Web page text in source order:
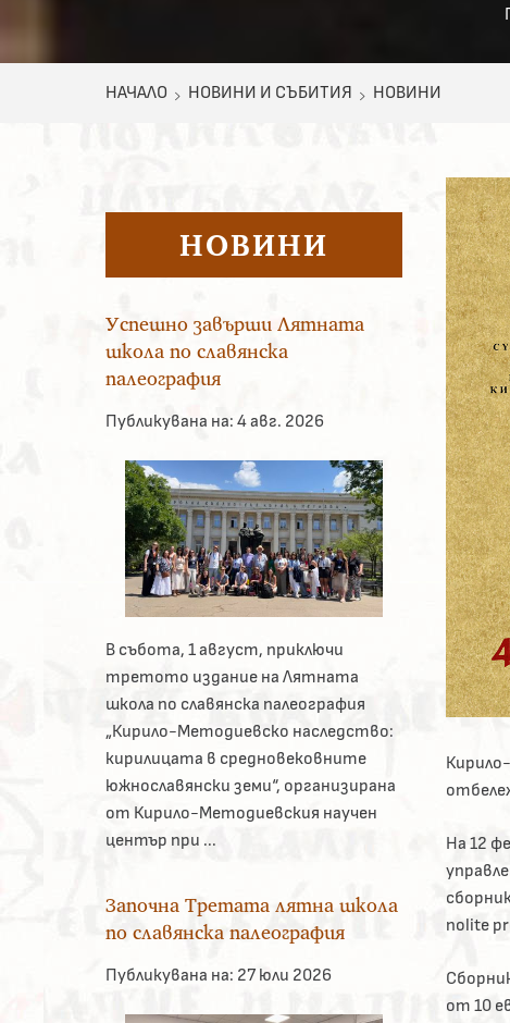
НАЧАЛО НОВИНИ И СЪБИТИЯ НОВИНИ
На 12
nolite
от 10
НОВИНИ
Успешно завърши Лятната
школа по славянска
палеография
Публикувана на: 4 авг. 2026
В събота, 1 август, приключи
третото издание на Лятната
школа по славянска палеография
„Кирило-Методиевско наследство:
кирилицата в средновековните
южнославянски земи“, организирана
от Кирило-Методиевския научен
център при ...
Започна Третата лятна школа
по славянска палеография
Публикувана на: 27 юли 2026